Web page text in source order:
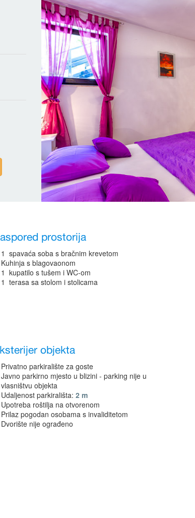
prostorija
1 spavaća soba s bračnim krevetom
Kuhinja s blagovaonom
1 kupatilo s tušem i WC-om
1 terasa sa stolom i stolicama
objekta
Privatno parkiralište za goste
Javno parkirno mjesto u blizini - parking nije u
vlasništvu objekta
Udaljenost parkirališta:2 m
Upotreba roštilja na otvorenom
Prilaz pogodan osobama s invaliditetom
Dvorište nije ograđeno